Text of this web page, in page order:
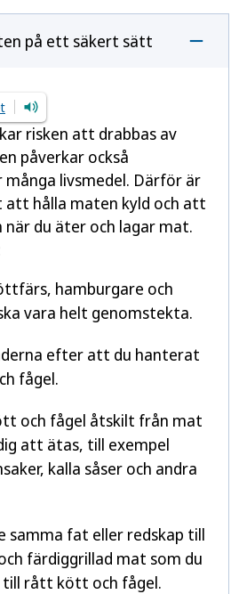
på ett säkert sätt
risken att drabbas av
påverkar också
livsmedel. Därför är
hålla maten kyld och att
när du äter och lagar mat.
hamburgare och
vara helt genomstekta.
efter att du hanterat
fågel.
och fågel åtskilt från mat
att ätas, till exempel
kalla såser och andra
samma fat eller redskap till
färdiggrillad mat som du
till rått kött och fågel.